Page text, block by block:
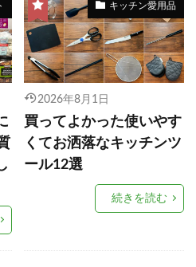
キッチン愛用品
2026年8月1日
買ってよかった使いやす
くてお洒落なキッチンツ
ール12選
続きを読む